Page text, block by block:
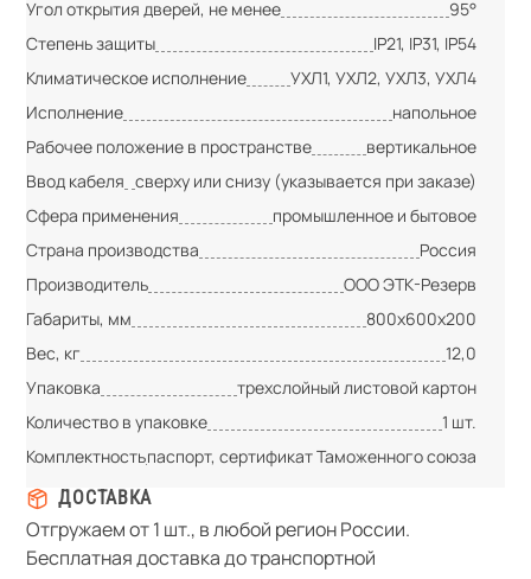
Угол открытия дверей, не менее
95°
Степень защиты
IP21, IP31, IP54
Климатическое исполнение
УХЛ1, УХЛ2, УХЛ3, УХЛ4
Исполнение
напольное
Рабочее положение в пространстве
вертикальное
Ввод кабеля сверху или снизу (указывается при заказе)
Сфера применения
промышленное и бытовое
Страна производства
Россия
Производитель
ООО ЭТК-Резерв
Габариты, мм
800х600х200
Вес, кг
12,0
Упаковка
трехслойный листовой картон
Количество в упаковке
1 шт.
Комплектностьпаспорт, сертификат Таможенного союза
ДОСТАВКА
Отгружаем от 1 шт., в любой регион России.
Бесплатная доставка до транспортной